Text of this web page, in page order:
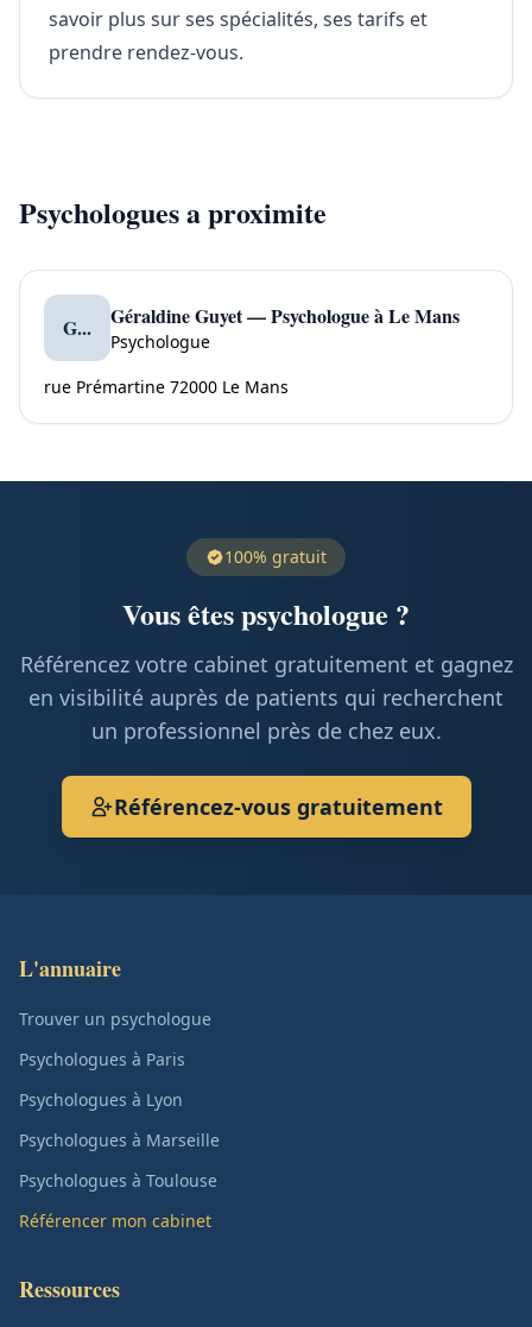
savoir plus sur ses spécialités, ses tarifs et
prendre rendez-vous.
Psychologues a proximite
G... Géraldine Guyet — Psychologue à Le Mans
Psychologue
rue Prémartine 72000 Le Mans
100% gratuit
Vous êtes psychologue ?
Référencez votre cabinet gratuitement et gagnez
en visibilité auprès de patients qui recherchent
un professionnel près de chez eux.
Référencez-vous gratuitement
L'annuaire
Trouver un psychologue
Psychologues à Paris
Psychologues à Lyon
Psychologues à Marseille
Psychologues à Toulouse
Référencer mon cabinet
Ressources